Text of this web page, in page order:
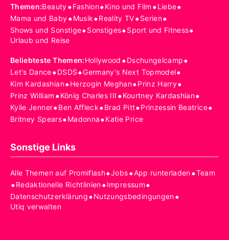
Themen:Beauty•Fashion•Kino und Film •Liebe•
Mama und Baby•Musik•Reality TV•Serien•
Shows und Sonstige•Sonstiges•Sport und Fitness•
Urlaub und Reise
Beliebteste Themen:Hollywood •Dschungelcamp•
Let's Dance•DSDS•Germany's Next Topmodel•
Kim Kardashian•Herzogin Meghan•Prinz Harry•
Prinz William •König Charles III •Kourtney Kardashian•
Kylie Jenner•Ben Affleck•Brad Pitt•Prinzessin Beatrice•
Britney Spears•Madonna•Katie Price
Sonstige Links
Alle Themen auf Promiflash•Jobs•App runterladen•Team
•Redaktionelle Richtlinien•Impressum•
Datenschutzerklärung•Nutzungsbedingungen•
Utiq verwalten